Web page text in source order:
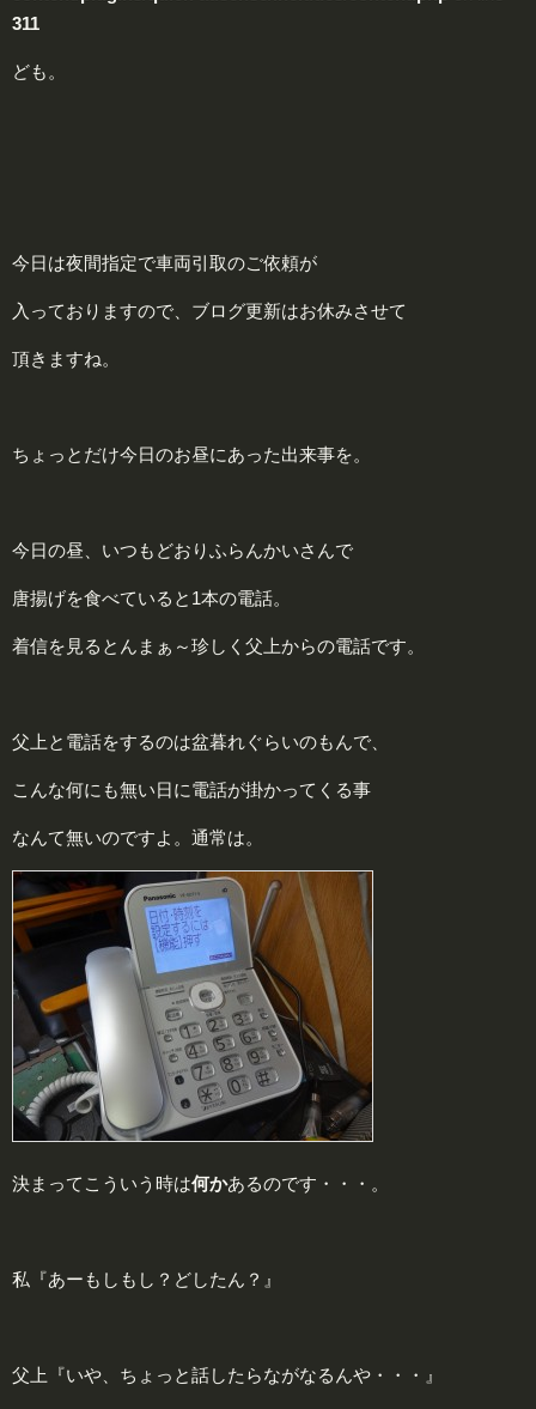
311
ども。
今日は夜間指定で車両引取のご依頼が
入っておりますので、ブログ更新はお休みさせて
頂きますね。
ちょっとだけ今日のお昼にあった出来事を。
今日の昼、いつもどおりふらんかいさんで
唐揚げを食べていると1本の電話。
着信を見るとんまぁ～珍しく父上からの電話です。
父上と電話をするのは盆暮れぐらいのもんで、
こんな何にも無い日に電話が掛かってくる事
なんて無いのですよ。通常は。
決まってこういう時は何かあるのです・・・。
私『あーもしもし？どしたん？』
父上『いや、ちょっと話したらながなるんや・・・』